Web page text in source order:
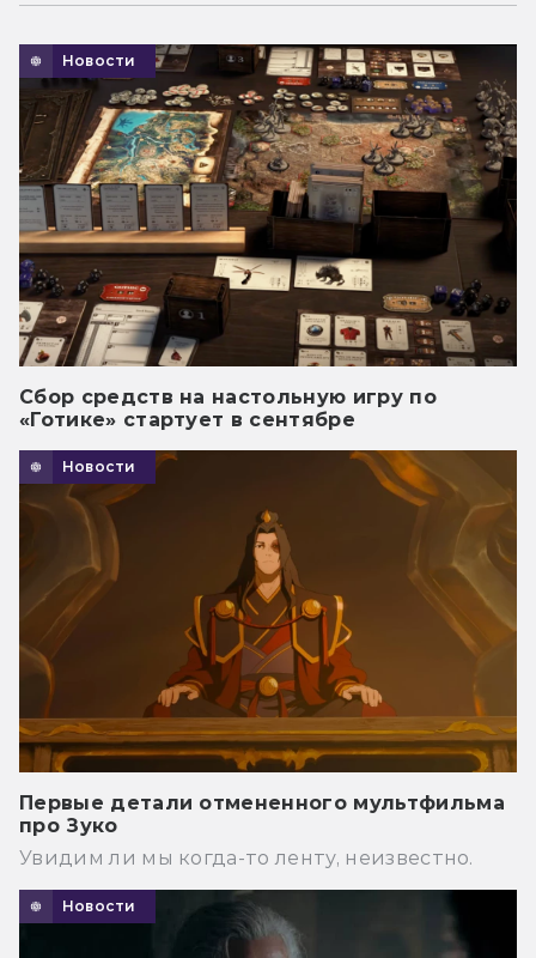
Новости
Сбор средств на настольную игру по
«Готике» стартует в сентябре
Новости
Первые детали отмененного мультфильма
про Зуко
Увидим ли мы когда-то ленту, неизвестно.
Новости